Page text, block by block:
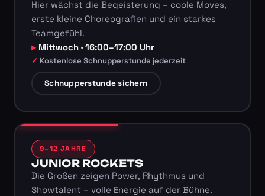
Hier wächst die Begeisterung – coole Moves,
erste kleine Choreografien und ein starkes
Teamgefühl.
Mittwoch · 16:00–17:00 Uhr
Kostenlose Schnupperstunde jederzeit
Schnupperstunde sichern
9–12 JAHRE
JUNIOR ROCKETS
Die Großen zeigen Power, Rhythmus und
Showtalent – volle Energie auf der Bühne.